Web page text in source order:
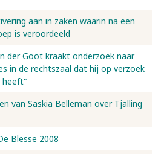
aan in zaken waarin na een
is veroordeeld
der Goot kraakt onderzoek naar
in de rechtszaal dat hij op verzoek
heeft"
van Saskia Belleman over Tjalling
Blesse 2008